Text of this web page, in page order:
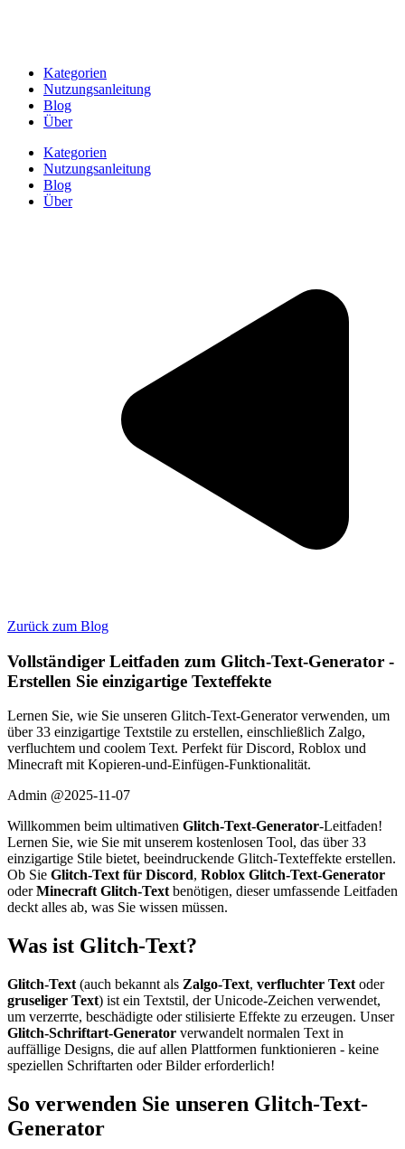
Kategorien
Nutzungsanleitung
Blog
Über
Kategorien
Nutzungsanleitung
Blog
Über
Zurück zum Blog
Vollständiger Leitfaden zum Glitch-Text-Generator -
Erstellen Sie einzigartige Texteffekte
Lernen Sie, wie Sie unseren Glitch-Text-Generator verwenden, um
über 33 einzigartige Textstile zu erstellen, einschließlich Zalgo,
verfluchtem und coolem Text. Perfekt für Discord, Roblox und
Minecraft mit Kopieren-und-Einfügen-Funktionalität.
Admin @2025-11-07
Willkommen beim ultimativen Glitch-Text-Generator-Leitfaden!
Lernen Sie, wie Sie mit unserem kostenlosen Tool, das über 33
einzigartige Stile bietet, beeindruckende Glitch-Texteffekte erstellen.
Ob Sie Glitch-Text für Discord, Roblox Glitch-Text-Generator
oderMinecraft Glitch-Textbenötigen, dieser umfassende Leitfaden
deckt alles ab, was Sie wissen müssen.
Was ist Glitch-Text?
Glitch-Text (auch bekannt als Zalgo-Text, verfluchter Text oder
gruseliger Text) ist ein Textstil, der Unicode-Zeichen verwendet,
um verzerrte, beschädigte oder stilisierte Effekte zu erzeugen. Unser
Glitch-Schriftart-Generator verwandelt normalen Text in
auffällige Designs, die auf allen Plattformen funktionieren - keine
speziellen Schriftarten oder Bilder erforderlich!
So verwenden Sie unseren Glitch-Text-
Generator